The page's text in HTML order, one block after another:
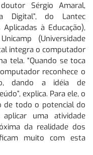
Sérgio Amaral,
Digital”, do Lantec
à Educação),
(Universidade
integra o computador
tela. “Quando se toca
reconhece o
dando a idéia de
explica. Para ele, o
de todo o potencial do
uma atividade
da realidade dos
muito com esta